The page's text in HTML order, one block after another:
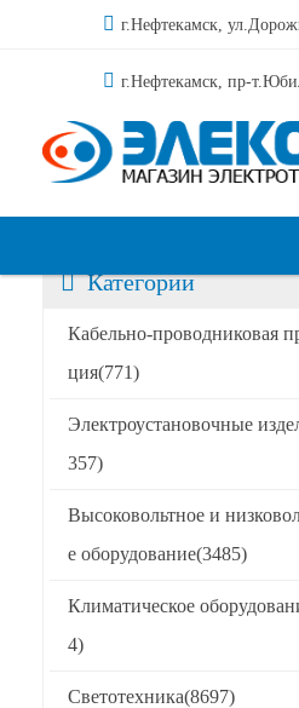
г.Нефтекамск,
г.Нефтекамск, пр-
Категории
Кабельно-проводниковая
ция(771)
Электроустановочные
357)
Высоковольтное и
е оборудование(3485)
Климатическое
4)
Светотехника(8697)